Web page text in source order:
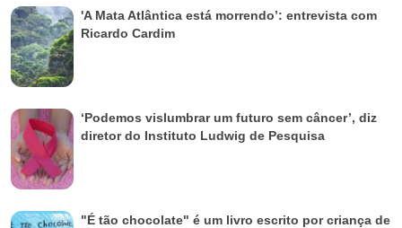
'A Mata Atlântica está morrendo’: entrevista com
Ricardo Cardim
‘Podemos vislumbrar um futuro sem câncer’, diz
diretor do Instituto Ludwig de Pesquisa
"É tão chocolate" é um livro escrito por criança de